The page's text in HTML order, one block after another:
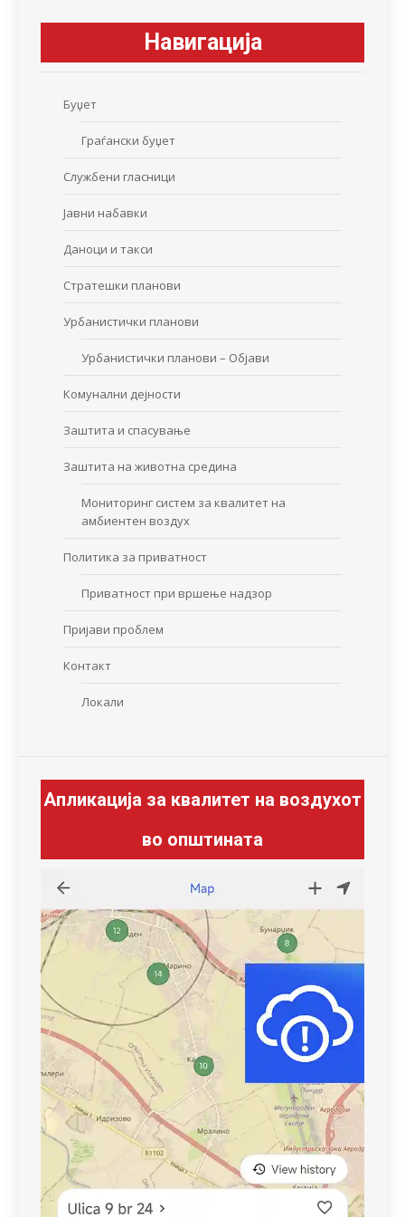
Навигација
Буџет
Граѓански буџет
Службени гласници
Јавни набавки
Даноци и такси
Стратешки планови
Урбанистички планови
Урбанистички планови – Објави
Комунални дејности
Заштита и спасување
Заштита на животна средина
Мониторинг систем за квалитет на
амбиентен воздух
Политика за приватност
Приватност при вршење надзор
Пријави проблем
Контакт
Локали
Апликација за квалитет на воздухот
во општината